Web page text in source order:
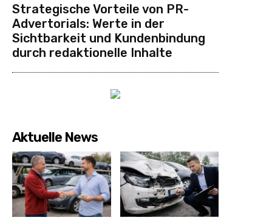
Strategische Vorteile von PR-
Advertorials: Werte in der
Sichtbarkeit und Kundenbindung
durch redaktionelle Inhalte
Aktuelle News